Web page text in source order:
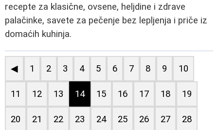
recepte za klasične, ovsene, heljdine i zdrave
palačinke, savete za pečenje bez lepljenja i priče iz
domaćih kuhinja.
◀ 1 2 3 4 5 6 7 8 9 10
11 12 13 14 15 16 17 18 19
20 21 22 23 24 25 26 27 28